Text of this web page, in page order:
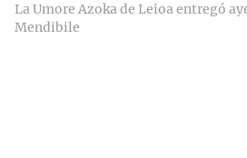
La Umore Azoka de Leioa entregó
Mendibile